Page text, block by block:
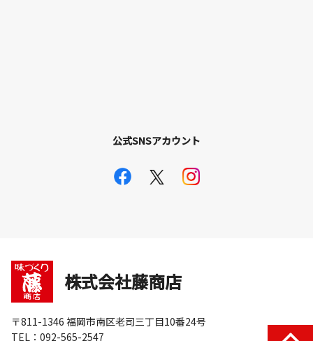
公式SNSアカウント
株式会社藤商店
〒811-1346 福岡市南区老司三丁目10番24号
TEL：092-565-2547